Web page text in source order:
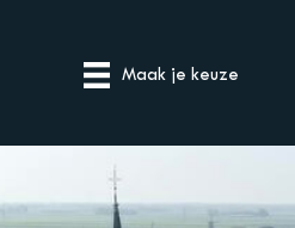
Maak je keuze